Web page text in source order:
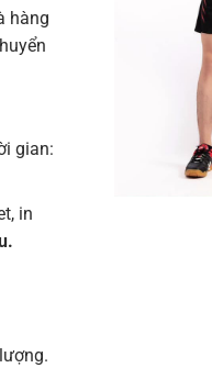
hàng
gian:
in